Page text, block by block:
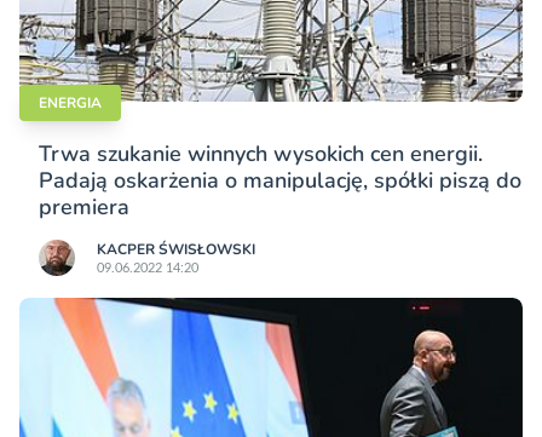
ENERGIA
Trwa szukanie winnych wysokich cen energii.
Padają oskarżenia o manipulację, spółki piszą do
premiera
KACPER ŚWISŁO­WSKI
09.06.2022 14:20